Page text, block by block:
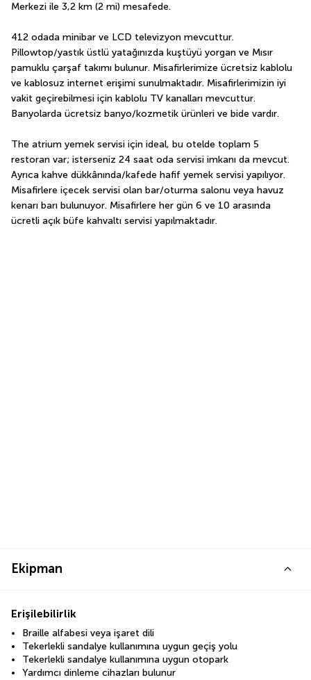
Merkezi ile 3,2 km (2 mi) mesafede.
412 odada minibar ve LCD televizyon mevcuttur.
Pillowtop/yastık üstlü yatağınızda kuştüyü yorgan ve Mısır
pamuklu çarşaf takımı bulunur. Misafirlerimize ücretsiz kablolu
ve kablosuz internet erişimi sunulmaktadır. Misafirlerimizin iyi
vakit geçirebilmesi için kablolu TV kanalları mevcuttur.
Banyolarda ücretsiz banyo/kozmetik ürünleri ve bide vardır.
The atrium yemek servisi için ideal, bu otelde toplam 5
restoran var; isterseniz 24 saat oda servisi imkanı da mevcut.
Ayrıca kahve dükkânında/kafede hafif yemek servisi yapılıyor.
Misafirlere içecek servisi olan bar/oturma salonu veya havuz
kenarı barı bulunuyor. Misafirlere her gün 6 ve 10 arasında
ücretli açık büfe kahvaltı servisi yapılmaktadır.
Ekipman
Erişilebilirlik
Braille alfabesi veya işaret dili
Tekerlekli sandalye kullanımına uygun geçiş yolu
Tekerlekli sandalye kullanımına uygun otopark
Yardımcı dinleme cihazları bulunur